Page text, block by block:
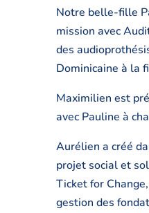
Notre belle-fille
mission avec
des
Dominicaine à la
Maximilien est
avec Pauline à
Aurélien a créé
projet social et
Ticket for
gestion des